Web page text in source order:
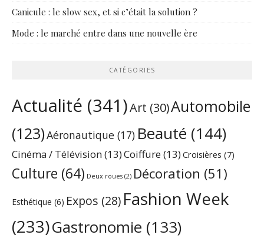
Canicule : le slow sex, et si c’était la solution ?
Mode : le marché entre dans une nouvelle ère
CATÉGORIES
Actualité (341)Art (30)Automobile
(123)Aéronautique (17) Beauté (144)
Cinéma / Télévision(13)Coiffure(13) Croisières (7)
Culture (64) Deux roues (2) Décoration (51)
Esthétique (6) Expos (28) Fashion Week
(233)Gastronomie (133)